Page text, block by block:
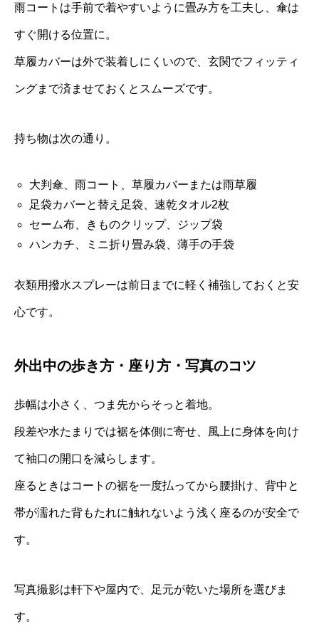
雨コートは手前で着やすいように畳み方を工夫し、傘は
すぐ開ける位置に。
草履カバーは外で装着しにくいので、玄関でフィッティ
ングまで済ませておくとスムーズです。
持ち物は次の通り。
大判傘、雨コート、草履カバーまたは雨草履
足袋カバーと替え足袋、速乾タオル2枚
セーム布、きものクリップ、ジップ袋
ハンカチ、ミニ折り畳み袋、薄手の手袋
衣類用撥水スプレーは前日までに軽く補強しておくと安
心です。
外出中の歩き方・座り方・写真のコツ
歩幅は小さく、つま先からそっと着地。
段差や水たまりでは裾を体側に寄せ、風上に身体を向け
て袖口の開口を減らします。
座るときはコートの裾を一度払ってから腰掛け、背中と
帯が濡れた背もたれに触れないよう浅く座るのが安全で
す。
写真撮影は軒下や屋内で、足元が乾いた場所を選びま
す。